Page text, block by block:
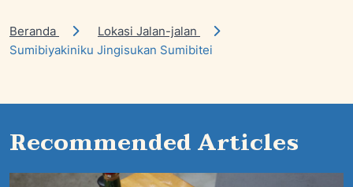
Beranda
Lokasi Jalan-jalan
Sumibiyakiniku Jingisukan Sumibitei
Recommended Articles